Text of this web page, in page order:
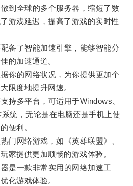
全球的多个服务器，缩短了数
游戏延迟，提高了游戏的实时性
了智能加速引擎，能够智能分
的加速通道。
的网络状况，为你提供更加个
限度地提升网速。
多平台，可适用于Windows、
统，无论是在电脑还是手机上使
便利。
网络游戏，如《英雄联盟》、
家提供更加顺畅的游戏体验。
一款非常实用的网络加速工
化游戏体验。